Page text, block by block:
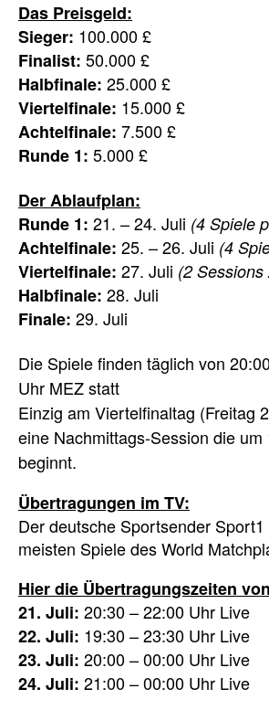
Das Preisgeld:
Sieger: 100.000 £
Finalist: 50.000 £
Halbfinale: 25.000 £
Viertelfinale: 15.000 £
Achtelfinale: 7.500 £
Runde 1: 5.000 £
Der Ablaufplan:
Runde 1: 21. – 24. Juli (4 Spiele
Achtelfinale: 25. – 26. Juli (4
Viertelfinale: 27. Juli (2
Halbfinale: 28. Juli
Finale: 29. Juli
Die Spiele finden täglich von
Uhr MEZ statt
Einzig am Viertelfinaltag (Freitag
eine Nachmittags-Session die um
beginnt.
Übertragungen im TV:
Der deutsche Sportsender
meisten Spiele des World
Hier die Übertragungszeiten
21. Juli: 20:30 – 22:00 Uhr Live
22. Juli: 19:30 – 23:30 Uhr Live
23. Juli: 20:00 – 00:00 Uhr Live
24. Juli: 21:00 – 00:00 Uhr Live